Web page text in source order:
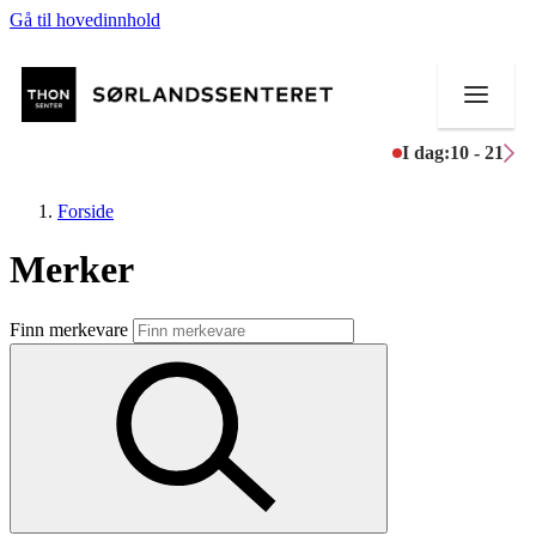
Gå til hovedinnhold
I dag:10 - 21
Butikker
Mat og drikke
Aktiviteter
Forside
Merker
Finn merkevare